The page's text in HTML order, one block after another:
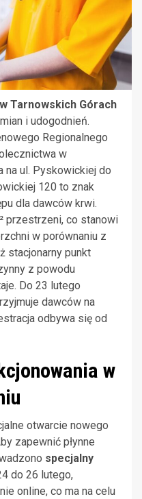
Tarnowskich Górach
i udogodnień.
Regionalnego
w
na ul. Pyskowickiej do
120 to znak
dla dawców krwi.
przestrzeni, co stanowi
w porównaniu z
stacjonarny punkt
z powodu
Do 23 lutego
dawców na
odbywa się od
w
otwarcie nowego
zapewnić płynne
specjalny
do 26 lutego,
online, co ma na celu